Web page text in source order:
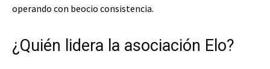
operando con beocio consistencia.
¿Quién lidera la asociación Elo?